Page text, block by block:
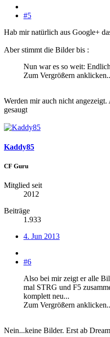
#5
Hab mir natürlich aus Google+
Aber stimmt die Bilder bis :
Nun war es so weit:
Zum Vergrößern
Werden mir auch nicht
gesaugt
Kaddy85
CF Guru
Mitglied seit
2012
Beiträge
1.933
4. Jun 2013
#6
Also bei mir zeigt er alle
mal STRG und F5
komplett neu...
Zum Vergrößern
Nein...keine Bilder. Erst ab